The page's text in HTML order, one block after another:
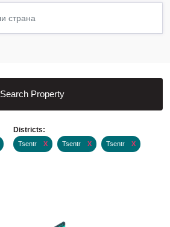
Search Property
Districts:
Tsentr X Tsentr X Tsentr X